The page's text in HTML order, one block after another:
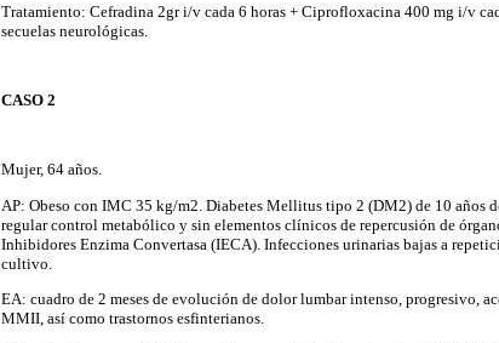
Tratamiento: Cefradina 2gr i/v cada 6 horas + Ciprofloxacina 400 mg i/v
secuelas neurológicas.
CASO 2
Mujer, 64 años.
AP: Obeso con IMC 35 kg/m2. Diabetes Mellitus tipo 2 (DM2) de 10 años
regular control metabólico y sin elementos clínicos de repercusión de
Inhibidores Enzima Convertasa (IECA). Infecciones urinarias bajas a
cultivo.
EA: cuadro de 2 meses de evolución de dolor lumbar intenso, progresivo,
MMII, así como trastornos esfinterianos.